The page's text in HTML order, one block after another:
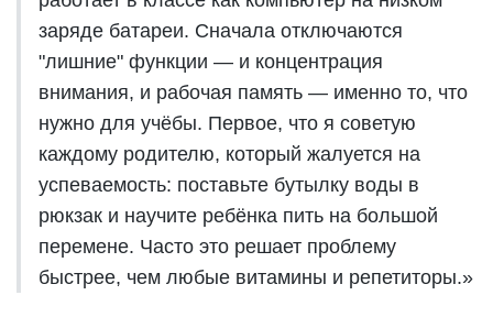
заряде батареи. Сначала отключаются
"лишние" функции — и концентрация
внимания, и рабочая память — именно то, что
нужно для учёбы. Первое, что я советую
каждому родителю, который жалуется на
успеваемость: поставьте бутылку воды в
рюкзак и научите ребёнка пить на большой
перемене. Часто это решает проблему
быстрее, чем любые витамины и репетиторы.»